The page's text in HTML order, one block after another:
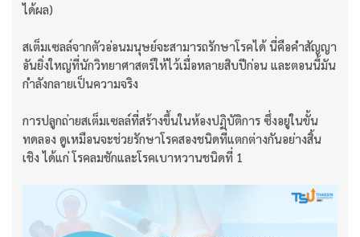
ได้ผล)
สเต็มเซลล์จากตัวอ่อนมนุษย์จะสามารถรักษาโรคได้ นี่คือคำสัญญา
อันยิ่งใหญ่ที่นักวิทยาศาสตร์ให้ไว้เมื่อหลายสิบปีก่อน และตอนนี้มัน
กำลังกลายเป็นความจริง
การปลูกถ่ายสเต็มเซลล์ที่สร้างขึ้นในห้องปฏิบัติการ ซึ่งอยู่ในขั้น
ทดลอง ดูเหมือนจะช่วยรักษาโรคสองชนิดที่แตกต่างกันอย่างสิ้น
เชิง ได้แก่ โรคลมชักและโรคเบาหวานชนิดที่ 1